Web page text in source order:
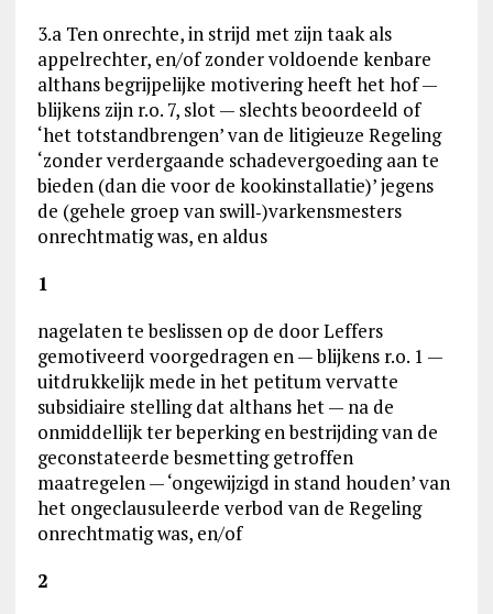
3.a Ten onrechte, in strijd met zijn taak als
appelrechter, en/of zonder voldoende kenbare
althans begrijpelijke motivering heeft het hof —
blijkens zijn r.o. 7, slot — slechts beoordeeld of
‘het totstandbrengen’ van de litigieuze Regeling
‘zonder verdergaande schadevergoeding aan te
bieden (dan die voor de kookinstallatie)’ jegens
de (gehele groep van swill‑)varkensmesters
onrechtmatig was, en aldus
1
nagelaten te beslissen op de door Leffers
gemotiveerd voorgedragen en — blijkens r.o. 1 —
uitdrukkelijk mede in het petitum vervatte
subsidiaire stelling dat althans het — na de
onmiddellijk ter beperking en bestrijding van de
geconstateerde besmetting getroffen
maatregelen — ‘ongewijzigd in stand houden’ van
het ongeclausuleerde verbod van de Regeling
onrechtmatig was, en/of
2